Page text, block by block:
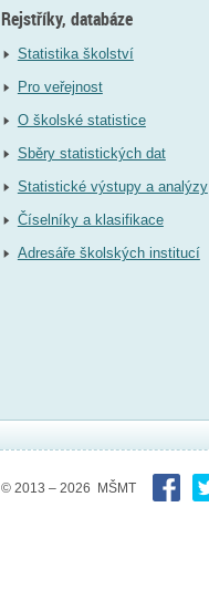
Rejstříky, databáze
Statistika školství
Pro veřejnost
O školské statistice
Sběry statistických dat
Statistické výstupy a analýzy
Číselníky a klasifikace
Adresáře školských institucí
© 2013 – 2026 MŠMT